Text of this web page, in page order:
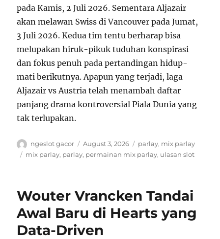
pada Kamis, 2 Juli 2026. Sementara Aljazair
akan melawan Swiss di Vancouver pada Jumat,
3 Juli 2026. Kedua tim tentu berharap bisa
melupakan hiruk-pikuk tuduhan konspirasi
dan fokus penuh pada pertandingan hidup-
mati berikutnya. Apapun yang terjadi, laga
Aljazair vs Austria telah menambah daftar
panjang drama kontroversial Piala Dunia yang
tak terlupakan.
A
u
r
ngeslot gacor
P
o
d
n
August 3, 2026
C
a
o
i
parlay, mix parlay
T
mix parlay, parlay, permainan mix parlay, ulasan slot
Wouter Vrancken Tandai
Awal Baru di Hearts yang
Data-Driven